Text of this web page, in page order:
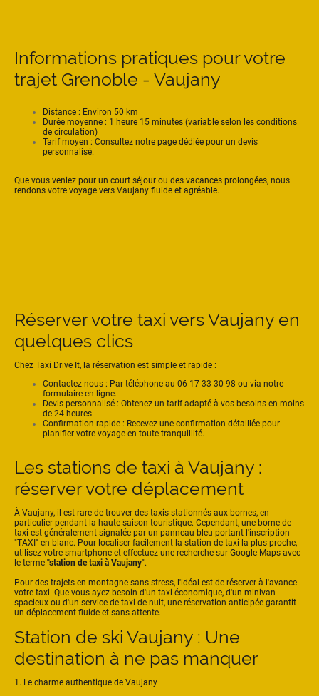
Informations pratiques pour votre
trajet Grenoble - Vaujany
Distance : Environ 50 km
Durée moyenne : 1 heure 15 minutes (variable selon les conditions
de circulation)
Tarif moyen : Consultez notre page dédiée pour un devis
personnalisé.
Que vous veniez pour un court séjour ou des vacances prolongées, nous
rendons votre voyage vers Vaujany fluide et agréable.
Réserver votre taxi vers Vaujany en
quelques clics
Chez Taxi Drive It, la réservation est simple et rapide :
Contactez-nous : Par téléphone au 06 17 33 30 98 ou via notre
formulaire en ligne.
Devis personnalisé : Obtenez un tarif adapté à vos besoins en moins
de 24 heures.
Confirmation rapide : Recevez une confirmation détaillée pour
planifier votre voyage en toute tranquillité.
Les stations de taxi à Vaujany :
réserver votre déplacement
À Vaujany, il est rare de trouver des taxis stationnés aux bornes, en
particulier pendant la haute saison touristique. Cependant, une borne de
taxi est généralement signalée par un panneau bleu portant l'inscription
"TAXI" en blanc. Pour localiser facilement la station de taxi la plus proche,
utilisez votre smartphone et effectuez une recherche sur Google Maps avec
le terme "station de taxi à Vaujany".
Pour des trajets en montagne sans stress, l'idéal est de réserver à l'avance
votre taxi. Que vous ayez besoin d'un taxi économique, d'un minivan
spacieux ou d'un service de taxi de nuit, une réservation anticipée garantit
un déplacement fluide et sans attente.
Station de ski Vaujany : Une
destination à ne pas manquer
1. Le charme authentique de Vaujany